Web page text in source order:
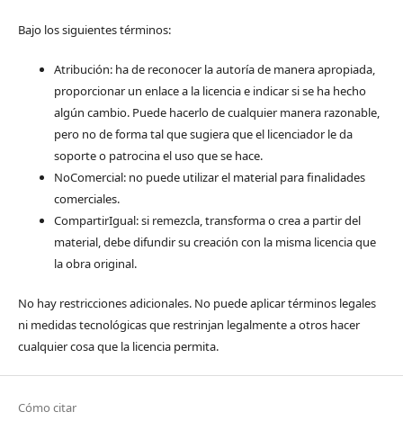
Bajo los siguientes términos:
Atribución: ha de reconocer la autoría de manera apropiada,
proporcionar un enlace a la licencia e indicar si se ha hecho
algún cambio. Puede hacerlo de cualquier manera razonable,
pero no de forma tal que sugiera que el licenciador le da
soporte o patrocina el uso que se hace.
NoComercial: no puede utilizar el material para finalidades
comerciales.
CompartirIgual: si remezcla, transforma o crea a partir del
material, debe difundir su creación con la misma licencia que
la obra original.
No hay restricciones adicionales. No puede aplicar términos legales
ni medidas tecnológicas que restrinjan legalmente a otros hacer
cualquier cosa que la licencia permita.
Cómo citar